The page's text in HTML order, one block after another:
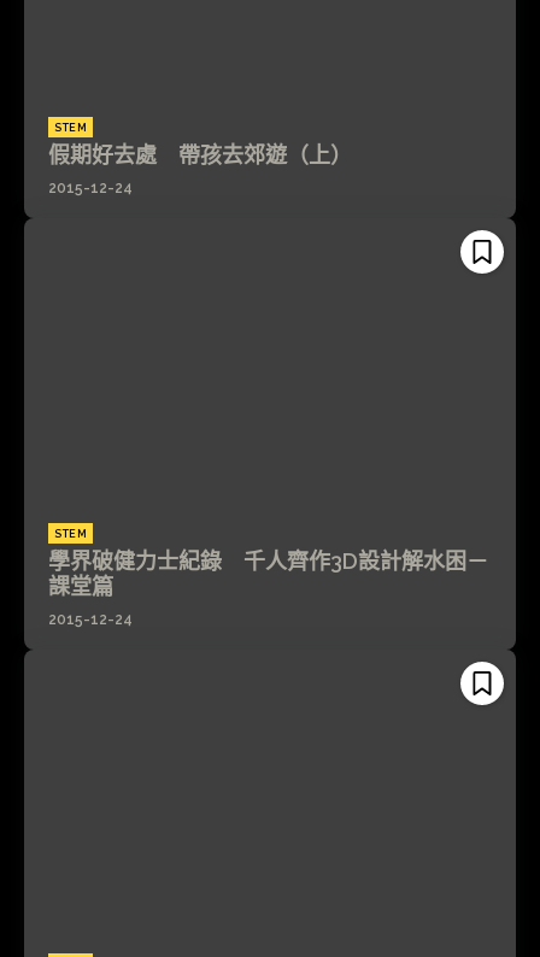
STEM
假期好去處 帶孩去郊遊（上）
2015-12-24
STEM
學界破健力士紀錄 千人齊作3D設計解水困－
課堂篇
2015-12-24